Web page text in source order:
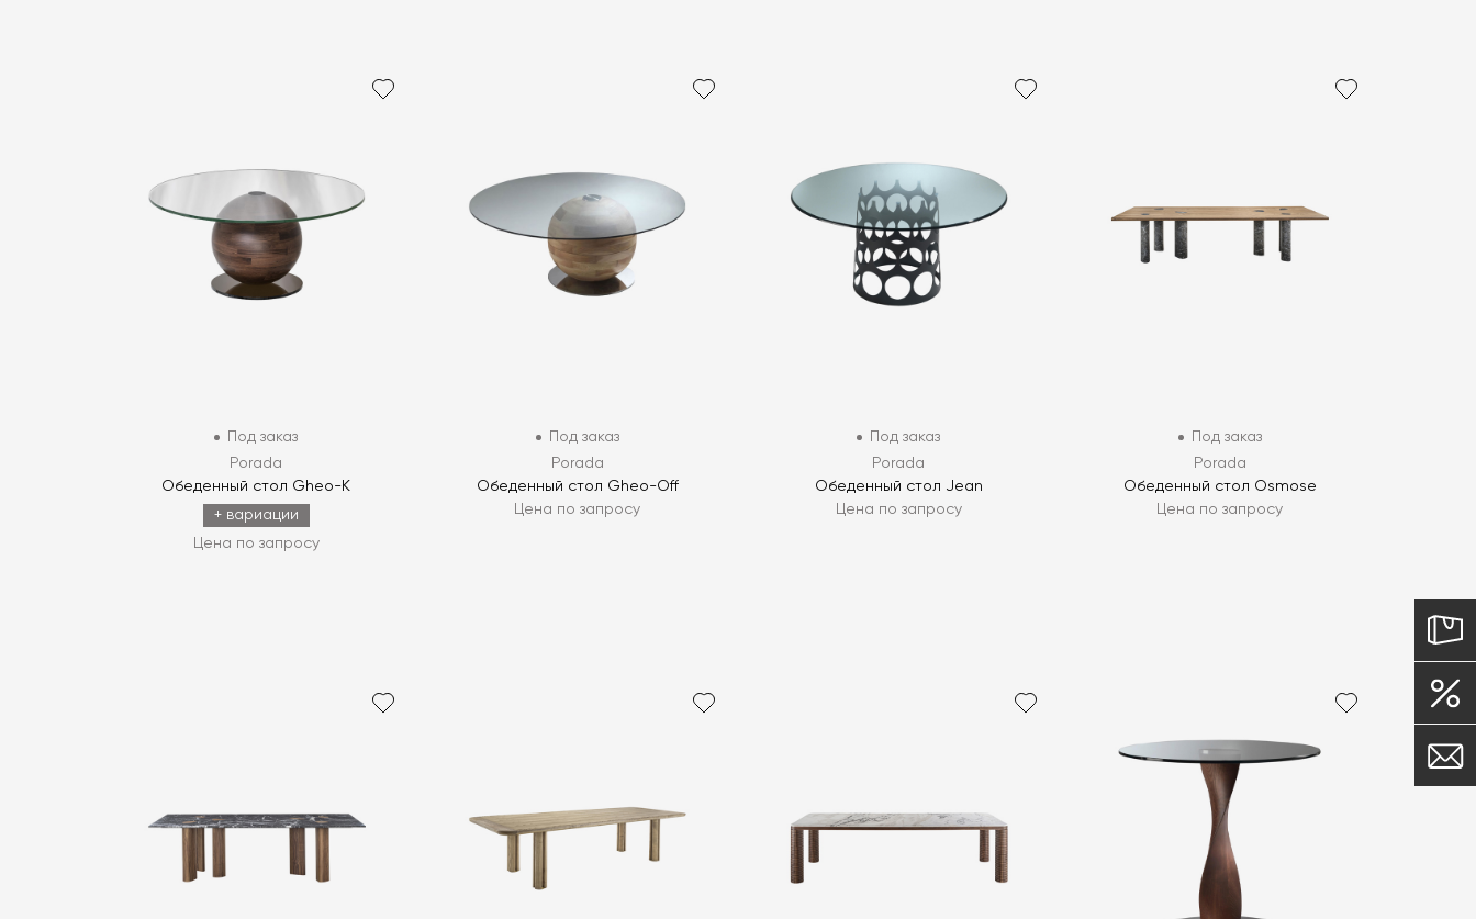
Под заказ
Porada
Обеденный стол Gheo-K
+ вариации
Цена по запросу
Под заказ
Porada
Обеденный стол Gheo-Off
Цена по запросу
Под заказ
Porada
Обеденный стол Jean
Цена по запросу
Под заказ
Porada
Обеденный стол Osmose
Цена по запросу